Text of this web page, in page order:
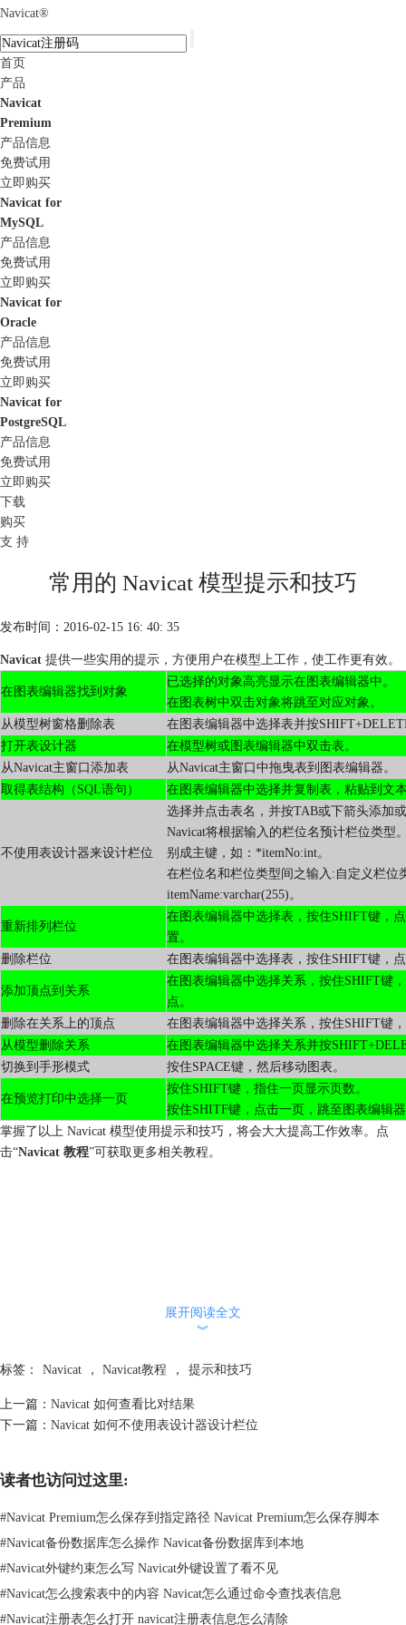
Navicat®
首页
产品
Navicat
Premium
产品信息
免费试用
立即购买
Navicat for
MySQL
产品信息
免费试用
立即购买
Navicat for
Oracle
产品信息
免费试用
立即购买
Navicat for
PostgreSQL
产品信息
免费试用
立即购买
下载
购买
支 持
常用的 Navicat 模型提示和技巧
发布时间：2016-02-15 16: 40: 35
Navicat 提供一些实用的提示，方便用户在模型上工作，使工作更有效。
在图表编辑器找到对象
已选择的对象高亮显示在图表编辑器中。
在图表树中双击对象将跳至对应对象。
从模型树窗格删除表
在图表编辑器中选择表并按
打开表设计器
在模型树或图表编辑器中双击表。
从Navicat主窗口添加表
从Navicat主窗口中拖曳表到图表编辑器。
取得表结构（SQL语句）
在图表编辑器中选择并复制表，粘贴到文
不使用表设计器来设计栏位
选择并点击表名，并按TAB或下箭头添加
Navicat将根据输入的栏位名预计栏位类型
别成主键，如：*itemNo:int。
在栏位名和栏位类型间之输入:自定义栏位
itemName:varchar(255)。
重新排列栏位
在图表编辑器中选择表，按住SHIFT键，
置。
删除栏位
在图表编辑器中选择表，按住SHIFT键，
添加顶点到关系
在图表编辑器中选择关系，按住SHIFT键
点。
删除在关系上的顶点
在图表编辑器中选择关系，按住SHIFT键
从模型删除关系
在图表编辑器中选择关系并按
切换到手形模式
按住SPACE键，然后移动图表。
在预览打印中选择一页
按住SHIFT键，指住一页显示页数。
按住SHITF键，点击一页，跳至图表编辑
掌握了以上 Navicat 模型使用提示和技巧，将会大大提高工作效率。点
击“Navicat 教程”可获取更多相关教程。
展开阅读全文
︾
标签： Navicat ， Navicat教程 ， 提示和技巧
上一篇： Navicat 如何查看比对结果
下一篇： Navicat 如何不使用表设计器设计栏位
读者也访问过这里:
#Navicat Premium怎么保存到指定路径 Navicat Premium怎么保存脚本
#Navicat备份数据库怎么操作 Navicat备份数据库到本地
#Navicat外键约束怎么写 Navicat外键设置了看不见
#Navicat怎么搜索表中的内容 Navicat怎么通过命令查找表信息
#Navicat注册表怎么打开 navicat注册表信息怎么清除